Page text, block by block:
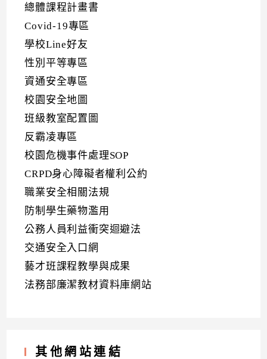
總體課程計畫書
Covid-19專區
學校Line好友
性別平等專區
資通安全專區
校園安全地圖
班級教室配置圖
反霸凌專區
校園危機事件處理SOP
CRPD身心障礙者權利公約
職業安全相關法規
防制學生藥物濫用
公務人員利益衝突迴避法
交通安全入口網
藝才班課程教學與成果
法務部廉潔教材資料庫網站
其他網站連結